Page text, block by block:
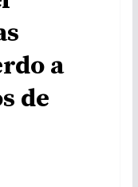
a
de